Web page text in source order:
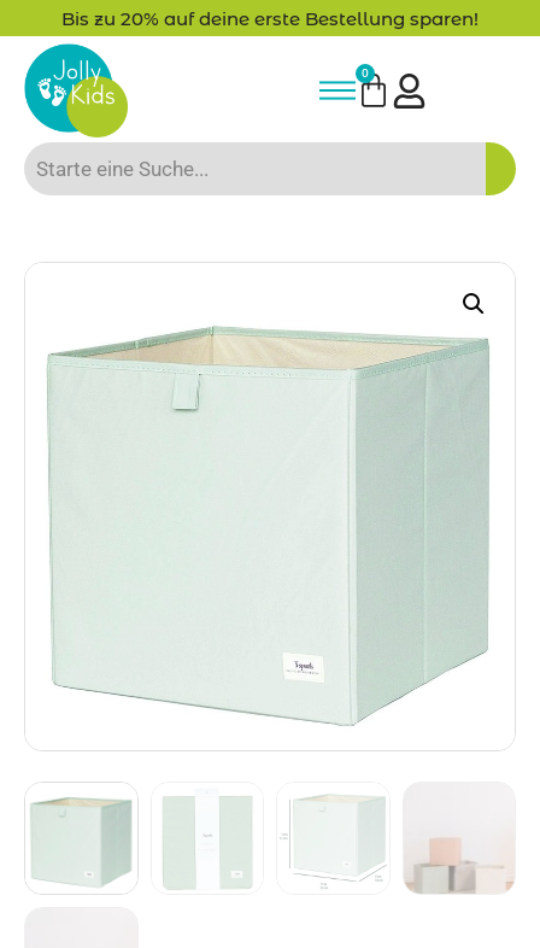
Bis zu 20% auf deine erste Bestellung sparen!
0